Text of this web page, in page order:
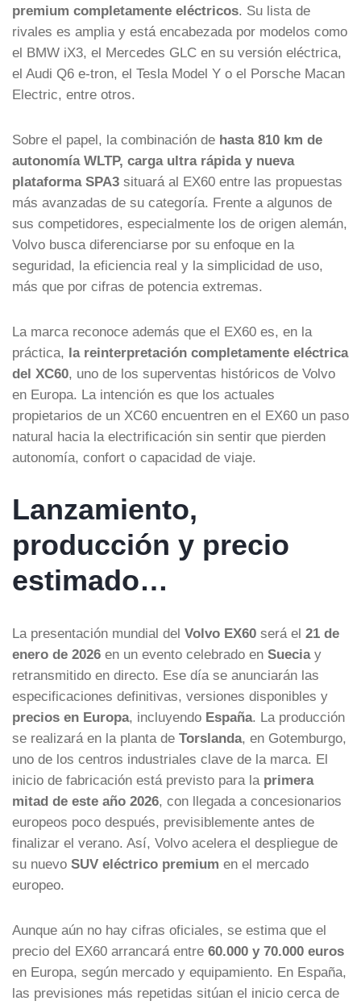
premium completamente eléctricos. Su lista de
rivales es amplia y está encabezada por modelos como
el BMW iX3, el Mercedes GLC en su versión eléctrica,
el Audi Q6 e-tron, el Tesla Model Y o el Porsche Macan
Electric, entre otros.
Sobre el papel, la combinación de hasta 810 km de
autonomía WLTP, carga ultra rápida y nueva
plataforma SPA3 situará al EX60 entre las propuestas
más avanzadas de su categoría. Frente a algunos de
sus competidores, especialmente los de origen alemán,
Volvo busca diferenciarse por su enfoque en la
seguridad, la eficiencia real y la simplicidad de uso,
más que por cifras de potencia extremas.
La marca reconoce además que el EX60 es, en la
práctica, la reinterpretación completamente eléctrica
del XC60, uno de los superventas históricos de Volvo
en Europa. La intención es que los actuales
propietarios de un XC60 encuentren en el EX60 un paso
natural hacia la electrificación sin sentir que pierden
autonomía, confort o capacidad de viaje.
Lanzamiento,
producción y precio
estimado…
La presentación mundial del Volvo EX60 será el 21 de
enero de 2026 en un evento celebrado en Sueciay
retransmitido en directo. Ese día se anunciarán las
especificaciones definitivas, versiones disponibles y
precios en Europa, incluyendo España. La producción
se realizará en la planta de Torslanda, en Gotemburgo,
uno de los centros industriales clave de la marca. El
inicio de fabricación está previsto para la primera
mitad de este año 2026, con llegada a concesionarios
europeos poco después, previsiblemente antes de
finalizar el verano. Así, Volvo acelera el despliegue de
su nuevo SUV eléctrico premium en el mercado
europeo.
Aunque aún no hay cifras oficiales, se estima que el
precio del EX60 arrancará entre 60.000 y 70.000 euros
en Europa, según mercado y equipamiento. En España,
las previsiones más repetidas sitúan el inicio cerca de